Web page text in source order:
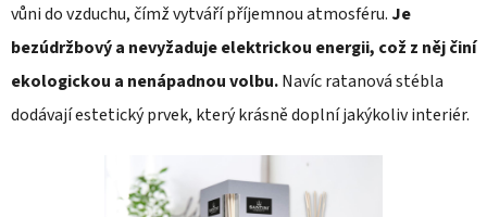
vůni do vzduchu, čímž vytváří příjemnou atmosféru. Je
bezúdržbový a nevyžaduje elektrickou energii, což z něj činí
ekologickou a nenápadnou volbu.Navíc ratanová stébla
dodávají estetický prvek, který krásně doplní jakýkoliv interiér.